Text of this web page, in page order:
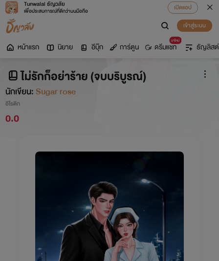
Tunwalai ธัญวลัย
เพื่อประสบการณ์ที่ดีกว่าบนมือถือ
เปิดแอป
เข้าสู่ระบบ
หน้าแรก นิยาย อีบุ๊ก การ์ตูน
มาใหม่
ดรีมแชท ธัญลิสต์
ไม่รักก็อย่าร้าย (จบบริบูรณ์)
นักเขียน:Sugar rose
อีโรติก
0.0